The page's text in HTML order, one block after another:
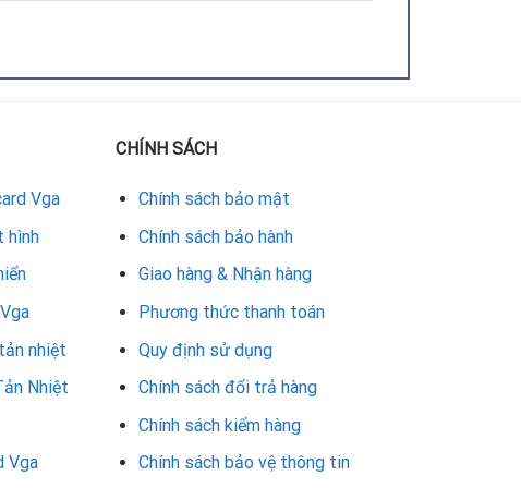
Vga
hình
nhiệt
Nhiệt
Vga
CHÍNH SÁCH
Chính sách bảo mật
Chính sách bảo hành
Giao hàng & Nhận hàng
Phương thức thanh toán
Quy định sử dụng
Chính sách đổi trả hàng
Chính sách kiểm hàng
Chính sách bảo vệ thông tin